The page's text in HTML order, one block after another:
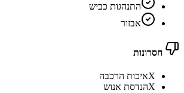
התנהגות כביש
אבזור
חסרונות
Xאיכות הרכבה
Xהנדסת אנוש